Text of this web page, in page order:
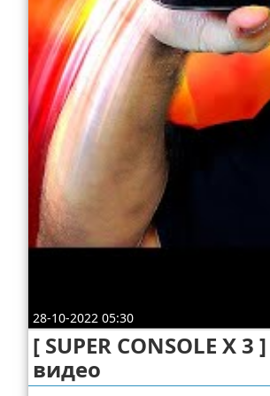
ДТП
Своими руками
Строительство и ремонт
Отказ от ответственности
28-10-2022 05:30
[ SUPER CONSOLE X
видео